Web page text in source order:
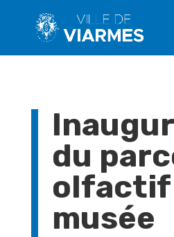
du
olfactif
musée